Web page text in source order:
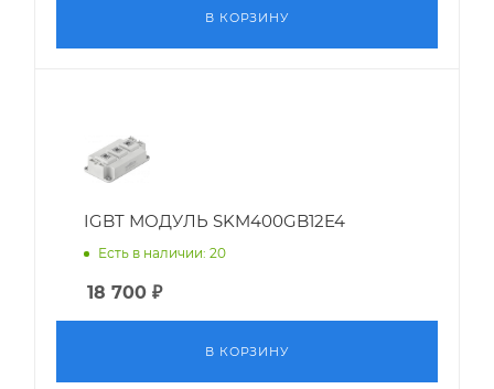
В КОРЗИНУ
IGBT МОДУЛЬ SKM400GB12E4
Есть в наличии: 20
18 700 ₽
В КОРЗИНУ